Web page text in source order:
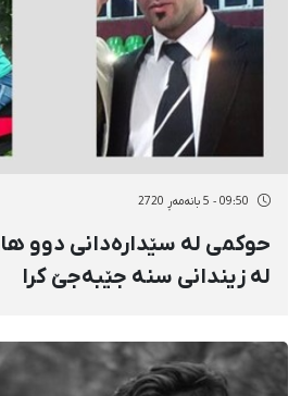
09:50 - 5 بانەمەڕ 2720
حوکمی لە سێدارەدانی دوو
لە زیندانی سنە جێبەجێ کرا